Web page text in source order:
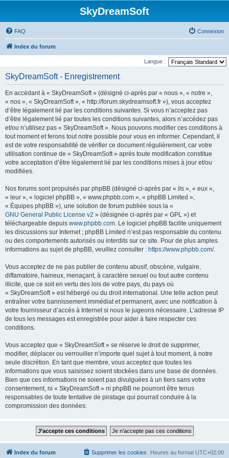
SkyDreamSoft
FAQ Connexion
Index du forum
Langue :
SkyDreamSoft - Enregistrement
En accédant à « SkyDreamSoft » (désigné ci-après par « nous », « notre »,
« nos », « SkyDreamSoft », « http://forum.skydreamsoft.fr »), vous acceptez
d’être légalement lié par les conditions suivantes. Si vous n’acceptez pas
d’être légalement lié par toutes les conditions suivantes, alors n’accédez pas
et/ou n’utilisez pas « SkyDreamSoft ». Nous pouvons modifier ces conditions à
tout moment et ferons tout notre possible pour vous en informer. Cependant, il
est de votre responsabilité de vérifier ce document régulièrement, car votre
utilisation continue de « SkyDreamSoft » après toute modification constitue
votre acceptation d’être légalement lié par les conditions mises à jour et/ou
modifiées.
Nos forums sont propulsés par phpBB (désigné ci-après par « ils », « eux »,
« leur », « logiciel phpBB », « www.phpbb.com », « phpBB Limited »,
« Équipes phpBB »), une solution de forum publiée sous la «
GNU General Public License v2 » (désignée ci-après par « GPL ») et
téléchargeable depuis www.phpbb.com. Le logiciel phpBB facilite uniquement
les discussions sur Internet ; phpBB Limited n’est pas responsable du contenu
ou des comportements autorisés ou interdits sur ce site. Pour de plus amples
informations au sujet de phpBB, veuillez consulter : https://www.phpbb.com/.
Vous acceptez de ne pas publier de contenu abusif, obscène, vulgaire,
diffamatoire, haineux, menaçant, à caractère sexuel ou tout autre contenu
illicite, que ce soit en vertu des lois de votre pays, du pays où
« SkyDreamSoft » est hébergé ou du droit international. Une telle action peut
entraîner votre bannissement immédiat et permanent, avec une notification à
votre fournisseur d’accès à Internet si nous le jugeons nécessaire. L’adresse IP
de tous les messages est enregistrée pour aider à faire respecter ces
conditions.
Vous acceptez que « SkyDreamSoft » se réserve le droit de supprimer,
modifier, déplacer ou verrouiller n’importe quel sujet à tout moment, à notre
seule discrétion. En tant que membre, vous acceptez que toutes les
informations que vous saisissez soient stockées dans une base de données.
Bien que ces informations ne soient pas divulguées à un tiers sans votre
consentement, ni « SkyDreamSoft » ni phpBB ne pourront être tenus
responsables de toute tentative de piratage qui pourrait conduire à la
compromission des données.
Index du forum Heures au format UTC+02:00
Supprimer les cookies